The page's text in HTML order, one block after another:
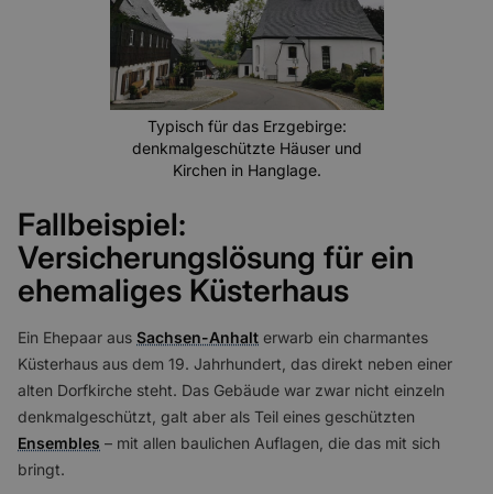
Typisch für das Erzgebirge:
denkmalgeschützte Häuser und
Kirchen in Hanglage.
Fallbeispiel:
Versicherungslösung für ein
ehemaliges Küsterhaus
Ein Ehepaar aus Sachsen-Anhalt erwarb ein charmantes
Küsterhaus aus dem 19. Jahrhundert, das direkt neben einer
alten Dorfkirche steht. Das Gebäude war zwar nicht einzeln
denkmalgeschützt, galt aber als Teil eines geschützten
Ensembles – mit allen baulichen Auflagen, die das mit sich
bringt.